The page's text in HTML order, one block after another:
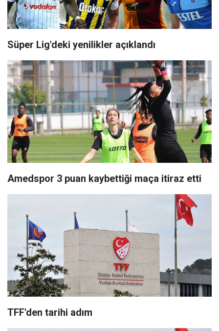
Süper Lig'deki yenilikler açıklandı
Amedspor 3 puan kaybettiği maça itiraz etti
TFF'den tarihi adım